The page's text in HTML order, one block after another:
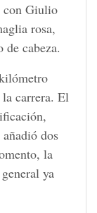
con Giulio
rosa,
cabeza.
carrera. El
dos
la
ya